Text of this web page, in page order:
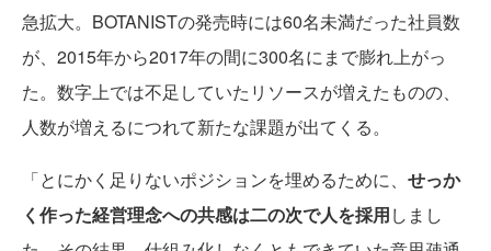
急拡大。BOTANISTの発売時には60名未満だった社員数
が、2015年から2017年の間に300名にまで膨れ上がっ
た。数字上では不足していたリソースが増えたものの、
人数が増えるにつれて新たな課題が出てくる。
「とにかく足りないポジションを埋めるために、 せっか
く作った経営理念への共感は二の次で人を採用しまし